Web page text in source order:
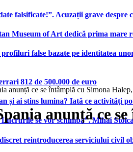
falsificate!”. Acuzații grave despre
Museum of Art dedică prima mare
false bazate pe identitatea
812 de 500.000 de euro
și ai stins lumina? Iată ce activități
se vor schimba”. Mihai
reintroducerea serviciului civil
anunță ce se întâmplă cu Simona
anunță ce